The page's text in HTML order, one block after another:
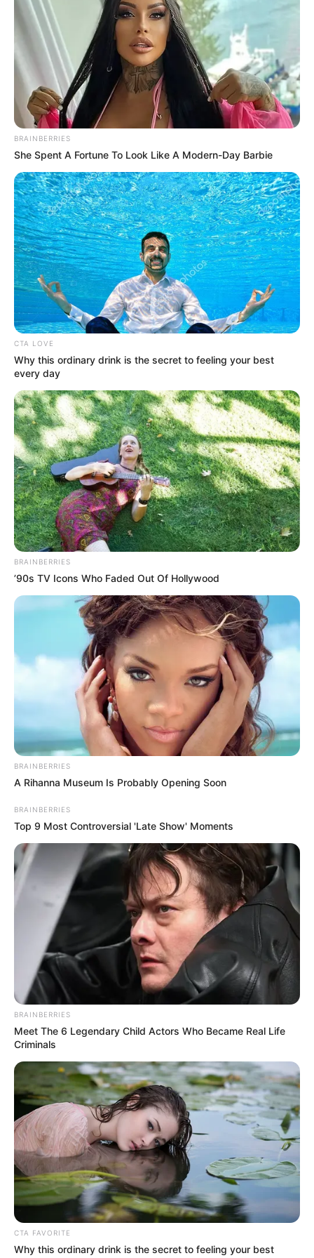
választáson szerzett mandátumát.
Ha viszont a Fidesz-KDNP országos listáján a
negyedik helyen álló Gál Kinga beül a magyar
Parlamentbe, azzal az összeférhetetlenség miatt
elveszíti a helyét az Európai Parlamentben, ahol
nem mellesleg jelenleg ő a szélsőjobboldali
Patrióták frakciójának alelnöke.
Jogilag nincs akadálya, hogy az így megüresedő
helyét Orbán Viktor foglalja el, mivel az április 12-
én megbukott miniszterelnök 2024-ben szerepelt a
Fidesz-KDNP EP-listáján is.
Amennyiben ez – a hírek szerint – valóban
ambicionálja, csupán azt kell elérnie pártelnökként,
hogy az akkori listán előtte állók helyett őt jelölje a
Fidesz, és akkor az eredetileg a 63. pozícióban álló
Orbán Viktor lehet Gál Kinga utódja a brüsszeli
testületben.
Az Európai Parlamentben pedig könnyebb
megúszni a mentelmi jog elvesztését, mert arról
csak egy paritásos bizottság előterjesztése alapján
dönthet az EP-képviselők többsége.
BRAINBERRIES
She Spent A Fortune To Look Like A Modern-Day Barbie
CTA LOVE
Why this ordinary drink is the secret to feeling your best
every day
BRAINBERRIES
’90s TV Icons Who Faded Out Of Hollywood
BRAINBERRIES
A Rihanna Museum Is Probably Opening Soon
BRAINBERRIES
Top 9 Most Controversial 'Late Show' Moments
BRAINBERRIES
Meet The 6 Legendary Child Actors Who Became Real Life
Criminals
CTA FAVORITE
Why this ordinary drink is the secret to feeling your best